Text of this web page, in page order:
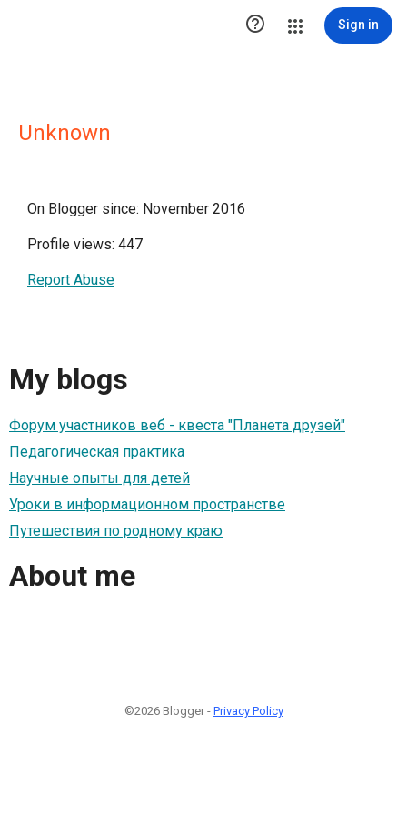
 Sign in
Unknown
On Blogger since: November 2016
Profile views: 447
Report Abuse
My blogs
Форум участников веб - квеста "Планета друзей"
Педагогическая практика
Научные опыты для детей
Уроки в информационном пространстве
Путешествия по родному краю
About me
©2026 Blogger - Privacy Policy